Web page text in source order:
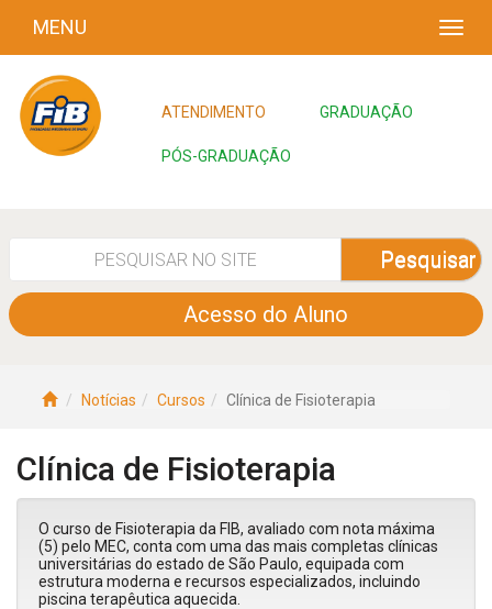
MENU
ATENDIMENTO GRADUAÇÃO
PÓS-GRADUAÇÃO
Pesquisar
Acesso do Aluno
Notícias Cursos Clínica de Fisioterapia
Clínica de Fisioterapia
O curso de Fisioterapia da FIB, avaliado com nota máxima
(5) pelo MEC, conta com uma das mais completas clínicas
universitárias do estado de São Paulo, equipada com
estrutura moderna e recursos especializados, incluindo
piscina terapêutica aquecida.